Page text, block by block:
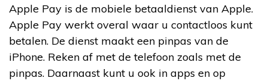
Apple Pay is de mobiele betaaldienst van Apple.
Apple Pay werkt overal waar u contactloos kunt
betalen. De dienst maakt een pinpas van de
iPhone. Reken af met de telefoon zoals met de
pinpas. Daarnaast kunt u ook in apps en op